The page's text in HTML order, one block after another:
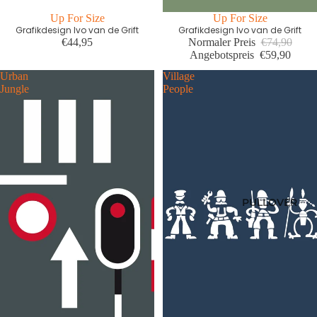
PULLOVER
Up For Size
Grafikdesign Ivo van de Grift
€44,95
Wie der Vater so der Sohn
Up For Size
Grafikdesign Ivo van de Grift
Normaler Preis €74,90
Angebotspreis €59,90
Urban
Jungle
Village
People